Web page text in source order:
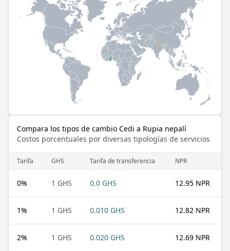
Compara los tipos de cambio Cedi a Rupia nepalí
Costos porcentuales por diversas tipologías de servicios
Tarifa GHS Tarifa de transferencia NPR
0% 1 GHS 0.0 GHS 12.95 NPR
1% 1 GHS 0.010 GHS 12.82 NPR
2% 1 GHS 0.020 GHS 12.69 NPR